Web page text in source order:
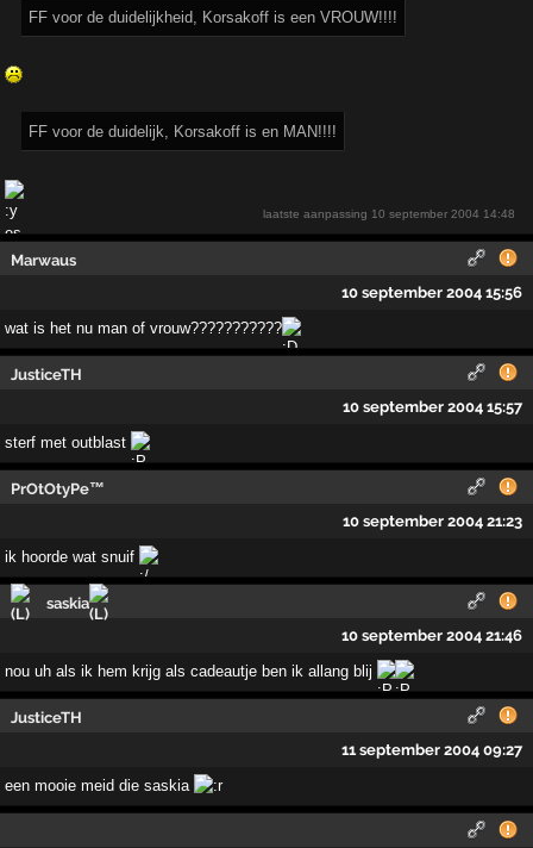
FF voor de duidelijkheid, Korsakoff is een VROUW!!!!
FF voor de duidelijk, Korsakoff is en MAN!!!!
laatste aanpassing 10 september 2004 14:48
Marwaus
10 september 2004 15:56
wat is het nu man of vrouw???????????
JusticeTH
10 september 2004 15:57
sterf met outblast
PrOtOtyPe™
10 september 2004 21:23
ik hoorde wat snuif
saskia
10 september 2004 21:46
nou uh als ik hem krijg als cadeautje ben ik allang blij
JusticeTH
11 september 2004 09:27
een mooie meid die saskia